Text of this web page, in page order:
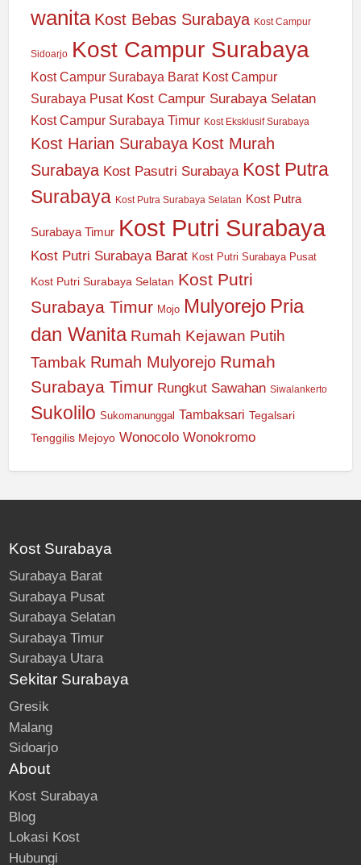
wanita Kost Bebas Surabaya Kost Campur
Sidoarjo Kost Campur Surabaya
Kost Campur Surabaya Barat Kost Campur
Surabaya Pusat Kost Campur Surabaya Selatan
Kost Campur Surabaya Timur Kost Eksklusif Surabaya
Kost Harian Surabaya Kost Murah
Surabaya Kost Pasutri Surabaya Kost Putra
Surabaya Kost Putra Surabaya Selatan Kost Putra
Surabaya Timur Kost Putri Surabaya
Kost Putri Surabaya Barat Kost Putri Surabaya Pusat
Kost Putri Surabaya Selatan Kost Putri
Surabaya Timur Mojo Mulyorejo Pria
dan Wanita Rumah Kejawan Putih
Tambak Rumah Mulyorejo Rumah
Surabaya Timur Rungkut Sawahan Siwalankerto
Sukolilo Sukomanunggal Tambaksari Tegalsari
Tenggilis Mejoyo Wonocolo Wonokromo
Kost Surabaya
Surabaya Barat
Surabaya Pusat
Surabaya Selatan
Surabaya Timur
Surabaya Utara
Sekitar Surabaya
Gresik
Malang
Sidoarjo
About
Kost Surabaya
Blog
Lokasi Kost
Hubungi